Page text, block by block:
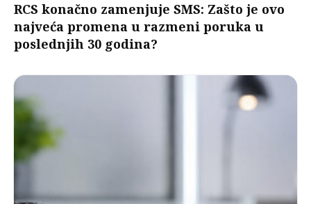
RCS konačno zamenjuje SMS: Zašto je ovo
najveća promena u razmeni poruka u
poslednjih 30 godina?